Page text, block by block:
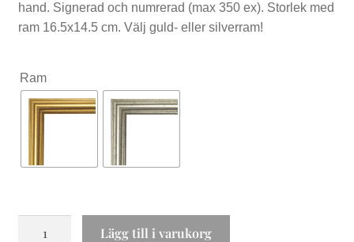
hand. Signerad och numrerad (max 350 ex). Storlek med
ram 16.5x14.5 cm. Välj guld- eller silverram!
Ram
Lägg till i varukorg